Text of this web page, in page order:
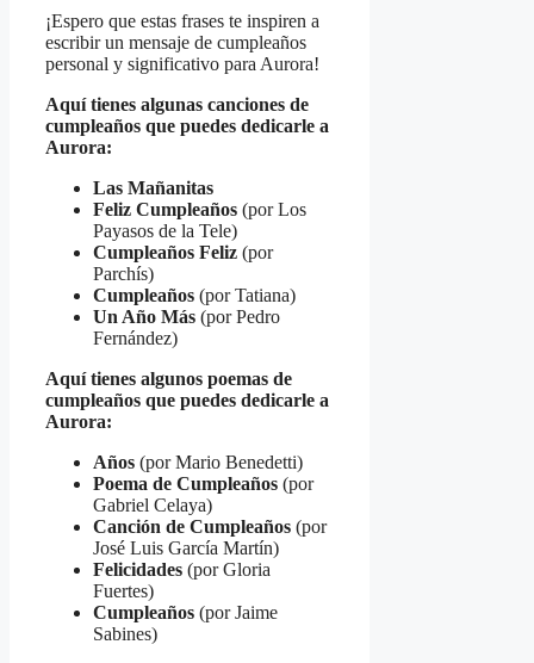
¡Espero que estas frases te inspiren a
escribir un mensaje de cumpleaños
personal y significativo para Aurora!
Aquí tienes algunas canciones de
cumpleaños que puedes dedicarle a
Aurora:
Las Mañanitas
Feliz Cumpleaños (por Los
Payasos de la Tele)
Cumpleaños Feliz (por
Parchís)
Cumpleaños (por Tatiana)
Un Año Más (por Pedro
Fernández)
Aquí tienes algunos poemas de
cumpleaños que puedes dedicarle a
Aurora:
Años (por Mario Benedetti)
Poema de Cumpleaños (por
Gabriel Celaya)
Canción de Cumpleaños (por
José Luis García Martín)
Felicidades (por Gloria
Fuertes)
Cumpleaños (por Jaime
Sabines)